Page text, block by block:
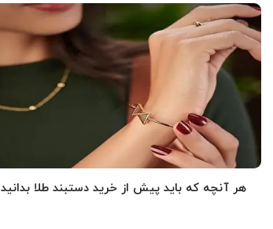
هر آنچه که باید پیش از خرید دستبند طلا بدانید